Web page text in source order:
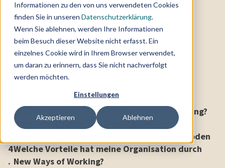
Informationen zu den von uns verwendeten Cookies
finden Sie in unseren Datenschutzerklärung.
Wenn Sie ablehnen, werden Ihre Informationen
beim Besuch dieser Website nicht erfasst. Ein
einzelnes Cookie wird in Ihrem Browser verwendet,
um daran zu erinnern, dass Sie nicht nachverfolgt
werden möchten.
Einstellungen
Akzeptieren Ablehnen
1.Was verstehen wir unter New Ways of Working?
2.Einführung neuer Raumkonzepte
Einführung neuer Arbeitsweisen und -methoden
4
.
Welche Vorteile hat meine Organisation durch
New Ways of Working?